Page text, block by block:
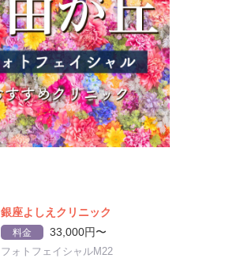
銀座よしえクリニック
料金 33,000円〜
フォトフェイシャルM22